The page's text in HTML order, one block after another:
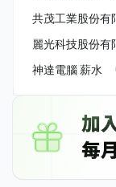
共茂工業股份有
麗光科技股份有
神達電腦 薪水